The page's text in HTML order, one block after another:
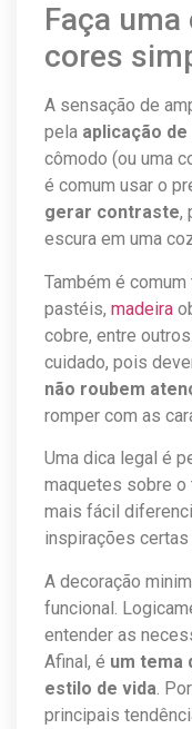
Faça
cores
A sensação de
pela aplicação
cômodo (ou uma
é comum usar o
gerar contraste,
escura em uma
Também é
pastéis, madeira
cobre, entre
cuidado, pois
não roubem
romper com as
Uma dica legal é
maquetes sobre o
mais fácil
inspirações certas
A decoração
funcional.
entender as
Afinal, é um tema
estilo de vida .
principais